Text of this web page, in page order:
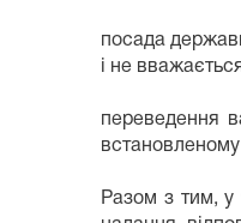
посада
і не
переведення
встановленому
Разом з тим, у